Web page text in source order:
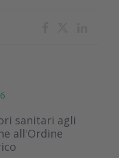
sanitari agli
all'Ordine